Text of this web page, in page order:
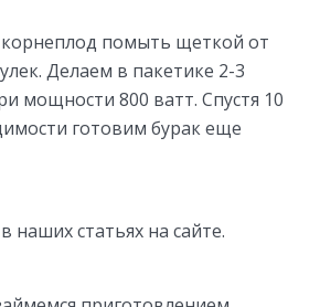
помыть щеткой от
Делаем в пакетике 2-3
мощности 800 ватт. Спустя 10
готовим бурак еще
статьях на сайте.